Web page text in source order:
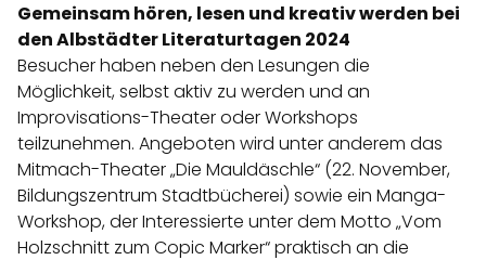
Gemeinsam hören, lesen und kreativ werden bei
den Albstädter Literaturtagen 2024
Besucher haben neben den Lesungen die
Möglichkeit, selbst aktiv zu werden und an
Improvisations-Theater oder Workshops
teilzunehmen. Angeboten wird unter anderem das
Mitmach-Theater „Die Mauldäschle“ (22. November,
Bildungszentrum Stadtbücherei) sowie ein Manga-
Workshop, der Interessierte unter dem Motto „Vom
Holzschnitt zum Copic Marker“ praktisch an die